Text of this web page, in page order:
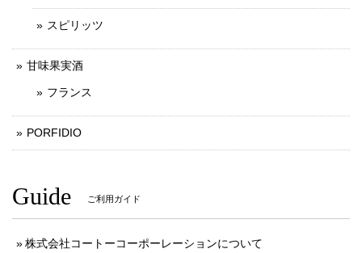
スピリッツ
甘味果実酒
フランス
PORFIDIO
Guide ご利用ガイド
株式会社コートーコーポーレーションについて